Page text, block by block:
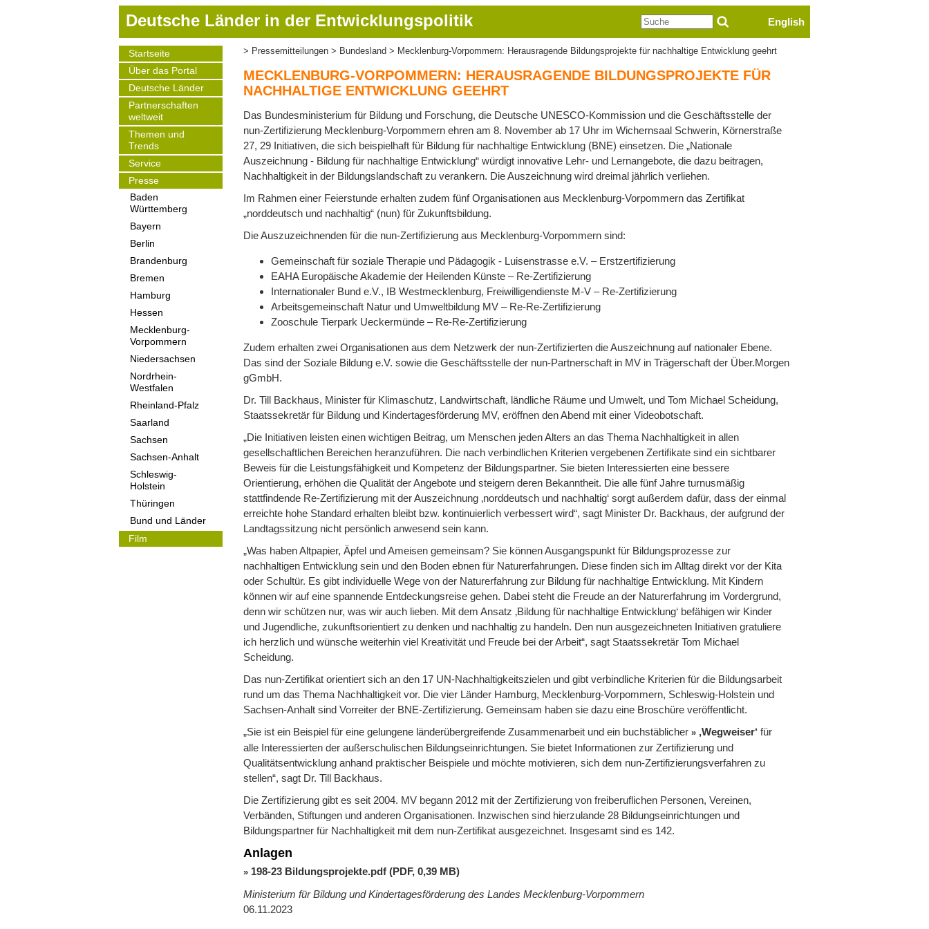
Deutsche Länder in der Entwicklungspolitik English
Suche
Main
navigation
Startseite
Über das Portal
Deutsche Länder
Partnerschaften
weltweit
Themen und
Trends
Service
Presse
Baden
Württemberg
Bayern
Berlin
Brandenburg
Bremen
Hamburg
Hessen
Mecklenburg-
Vorpommern
Niedersachsen
Nordrhein-
Westfalen
Rheinland-Pfalz
Saarland
Sachsen
Sachsen-Anhalt
Schleswig-
Holstein
Thüringen
Bund und Länder
Film
Pfadnavigation
Pressemitteilungen Bundesland Mecklenburg-Vorpommern: Herausragende Bildungsprojekte für nachhaltige Entwicklung geehrt
MECKLENBURG-VORPOMMERN: HERAUSRAGENDE BILDUNGSPROJEKTE FÜR
NACHHALTIGE ENTWICKLUNG GEEHRT
Das Bundesministerium für Bildung und Forschung, die Deutsche UNESCO-Kommission und die Geschäftsstelle der
nun-Zertifizierung Mecklenburg-Vorpommern ehren am 8. November ab 17 Uhr im Wichernsaal Schwerin, Körnerstraße
27, 29 Initiativen, die sich beispielhaft für Bildung für nachhaltige Entwicklung (BNE) einsetzen. Die „Nationale
Auszeichnung - Bildung für nachhaltige Entwicklung“ würdigt innovative Lehr- und Lernangebote, die dazu beitragen,
Nachhaltigkeit in der Bildungslandschaft zu verankern. Die Auszeichnung wird dreimal jährlich verliehen.
Im Rahmen einer Feierstunde erhalten zudem fünf Organisationen aus Mecklenburg-Vorpommern das Zertifikat
„norddeutsch und nachhaltig“ (nun) für Zukunftsbildung.
Die Auszuzeichnenden für die nun-Zertifizierung aus Mecklenburg-Vorpommern sind:
Gemeinschaft für soziale Therapie und Pädagogik - Luisenstrasse e.V. – Erstzertifizierung
EAHA Europäische Akademie der Heilenden Künste – Re-Zertifizierung
Internationaler Bund e.V., IB Westmecklenburg, Freiwilligendienste M-V – Re-Zertifizierung
Arbeitsgemeinschaft Natur und Umweltbildung MV – Re-Re-Zertifizierung
Zooschule Tierpark Ueckermünde – Re-Re-Zertifizierung
Zudem erhalten zwei Organisationen aus dem Netzwerk der nun-Zertifizierten die Auszeichnung auf nationaler Ebene.
Das sind der Soziale Bildung e.V. sowie die Geschäftsstelle der nun-Partnerschaft in MV in Trägerschaft der Über.Morgen
gGmbH.
Dr. Till Backhaus, Minister für Klimaschutz, Landwirtschaft, ländliche Räume und Umwelt, und Tom Michael Scheidung,
Staatssekretär für Bildung und Kindertagesförderung MV, eröffnen den Abend mit einer Videobotschaft.
„Die Initiativen leisten einen wichtigen Beitrag, um Menschen jeden Alters an das Thema Nachhaltigkeit in allen
gesellschaftlichen Bereichen heranzuführen. Die nach verbindlichen Kriterien vergebenen Zertifikate sind ein sichtbarer
Beweis für die Leistungsfähigkeit und Kompetenz der Bildungspartner. Sie bieten Interessierten eine bessere
Orientierung, erhöhen die Qualität der Angebote und steigern deren Bekanntheit. Die alle fünf Jahre turnusmäßig
stattfindende Re-Zertifizierung mit der Auszeichnung ‚norddeutsch und nachhaltig‘ sorgt außerdem dafür, dass der einmal
erreichte hohe Standard erhalten bleibt bzw. kontinuierlich verbessert wird“, sagt Minister Dr. Backhaus, der aufgrund der
Landtagssitzung nicht persönlich anwesend sein kann.
„Was haben Altpapier, Äpfel und Ameisen gemeinsam? Sie können Ausgangspunkt für Bildungsprozesse zur
nachhaltigen Entwicklung sein und den Boden ebnen für Naturerfahrungen. Diese finden sich im Alltag direkt vor der Kita
oder Schultür. Es gibt individuelle Wege von der Naturerfahrung zur Bildung für nachhaltige Entwicklung. Mit Kindern
können wir auf eine spannende Entdeckungsreise gehen. Dabei steht die Freude an der Naturerfahrung im Vordergrund,
denn wir schützen nur, was wir auch lieben. Mit dem Ansatz ‚Bildung für nachhaltige Entwicklung‘ befähigen wir Kinder
und Jugendliche, zukunftsorientiert zu denken und nachhaltig zu handeln. Den nun ausgezeichneten Initiativen gratuliere
ich herzlich und wünsche weiterhin viel Kreativität und Freude bei der Arbeit“, sagt Staatssekretär Tom Michael
Scheidung.
Das nun-Zertifikat orientiert sich an den 17 UN-Nachhaltigkeitszielen und gibt verbindliche Kriterien für die Bildungsarbeit
rund um das Thema Nachhaltigkeit vor. Die vier Länder Hamburg, Mecklenburg-Vorpommern, Schleswig-Holstein und
Sachsen-Anhalt sind Vorreiter der BNE-Zertifizierung. Gemeinsam haben sie dazu eine Broschüre veröffentlicht.
„Sie ist ein Beispiel für eine gelungene länderübergreifende Zusammenarbeit und ein buchstäblicher
‚Wegweiser‘ für
alle Interessierten der außerschulischen Bildungseinrichtungen. Sie bietet Informationen zur Zertifizierung und
Qualitätsentwicklung anhand praktischer Beispiele und möchte motivieren, sich dem nun-Zertifizierungsverfahren zu
stellen“, sagt Dr. Till Backhaus.
Die Zertifizierung gibt es seit 2004. MV begann 2012 mit der Zertifizierung von freiberuflichen Personen, Vereinen,
Verbänden, Stiftungen und anderen Organisationen. Inzwischen sind hierzulande 28 Bildungseinrichtungen und
Bildungspartner für Nachhaltigkeit mit dem nun-Zertifikat ausgezeichnet. Insgesamt sind es 142.
Anlagen
198-23 Bildungsprojekte.pdf (PDF, 0,39 MB)
Ministerium für Bildung und Kindertagesförderung des Landes Mecklenburg-Vorpommern
06.11.2023